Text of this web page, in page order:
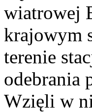
wiatrowej
krajowym
terenie
odebrania
Wzięli w